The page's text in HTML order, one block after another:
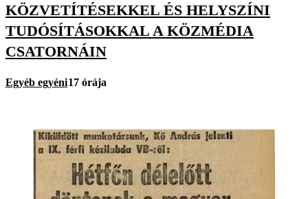
KÖZVETÍTÉSEKKEL ÉS HELYSZÍNI
TUDÓSÍTÁSOKKAL A KÖZMÉDIA
CSATORNÁIN
Egyéb egyéni17 órája